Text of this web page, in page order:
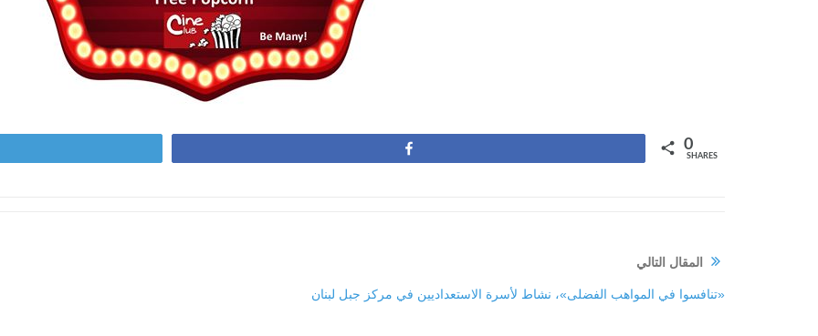
0
SHARES
المقال التالي
«تنافسوا في المواهب الفضلى»، نشاط لأسرة الاستعداديين في مركز جبل لبنان